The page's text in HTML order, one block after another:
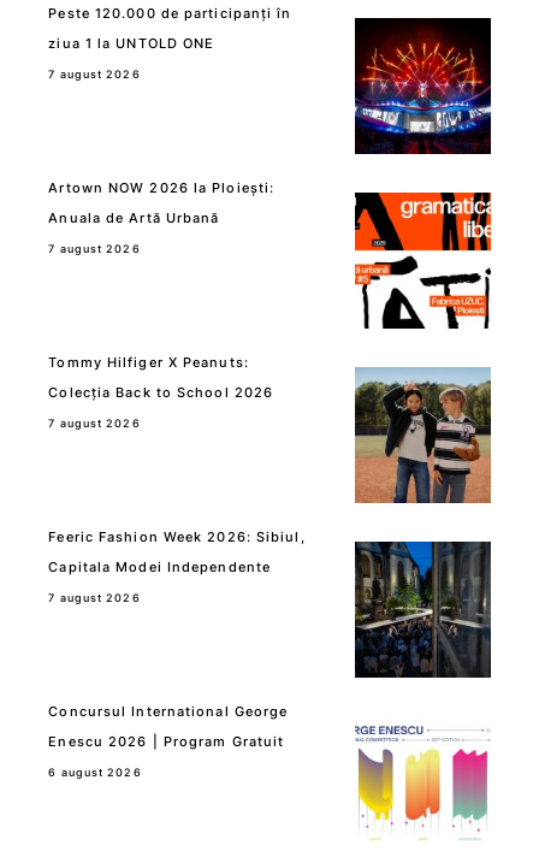
Peste 120.000 de participanți în
ziua 1 la UNTOLD ONE
7 august 2026
Artown NOW 2026 la Ploiești:
Anuala de Artă Urbană
7 august 2026
Tommy Hilfiger X Peanuts:
Colecția Back to School 2026
7 august 2026
Feeric Fashion Week 2026: Sibiul,
Capitala Modei Independente
7 august 2026
Concursul International George
Enescu 2026 | Program Gratuit
6 august 2026